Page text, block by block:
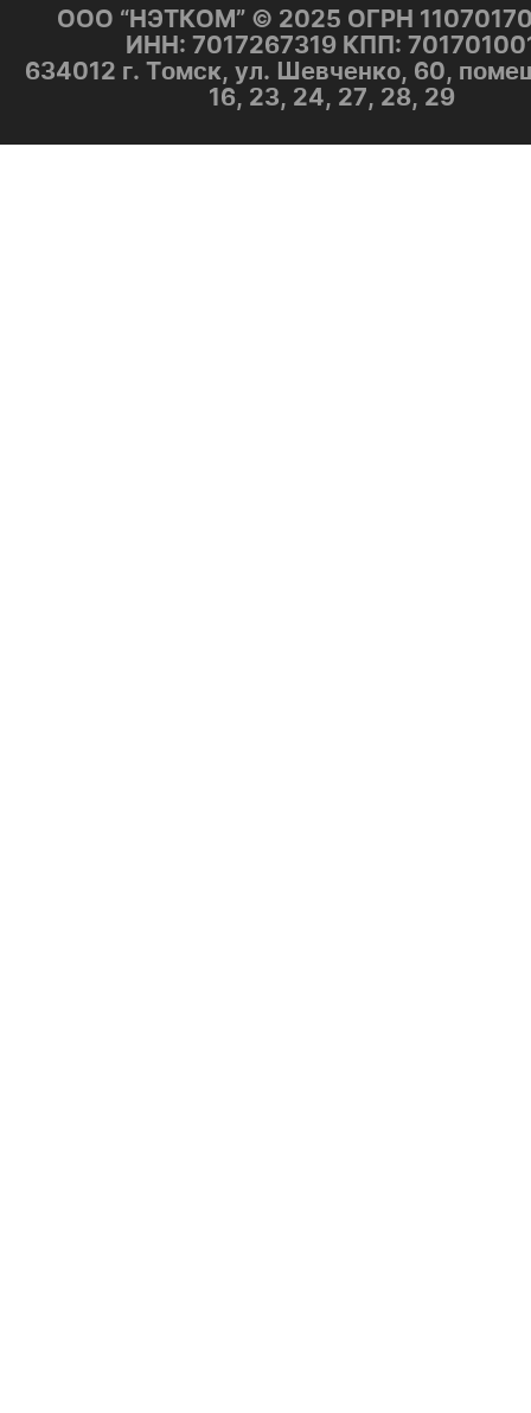
ООО “НЭТКОМ” © 2025 ОГРН
ИНН: 7017267319 КПП:
634012 г. Томск, ул. Шевченко, 60,
16, 23, 24, 27, 28, 29